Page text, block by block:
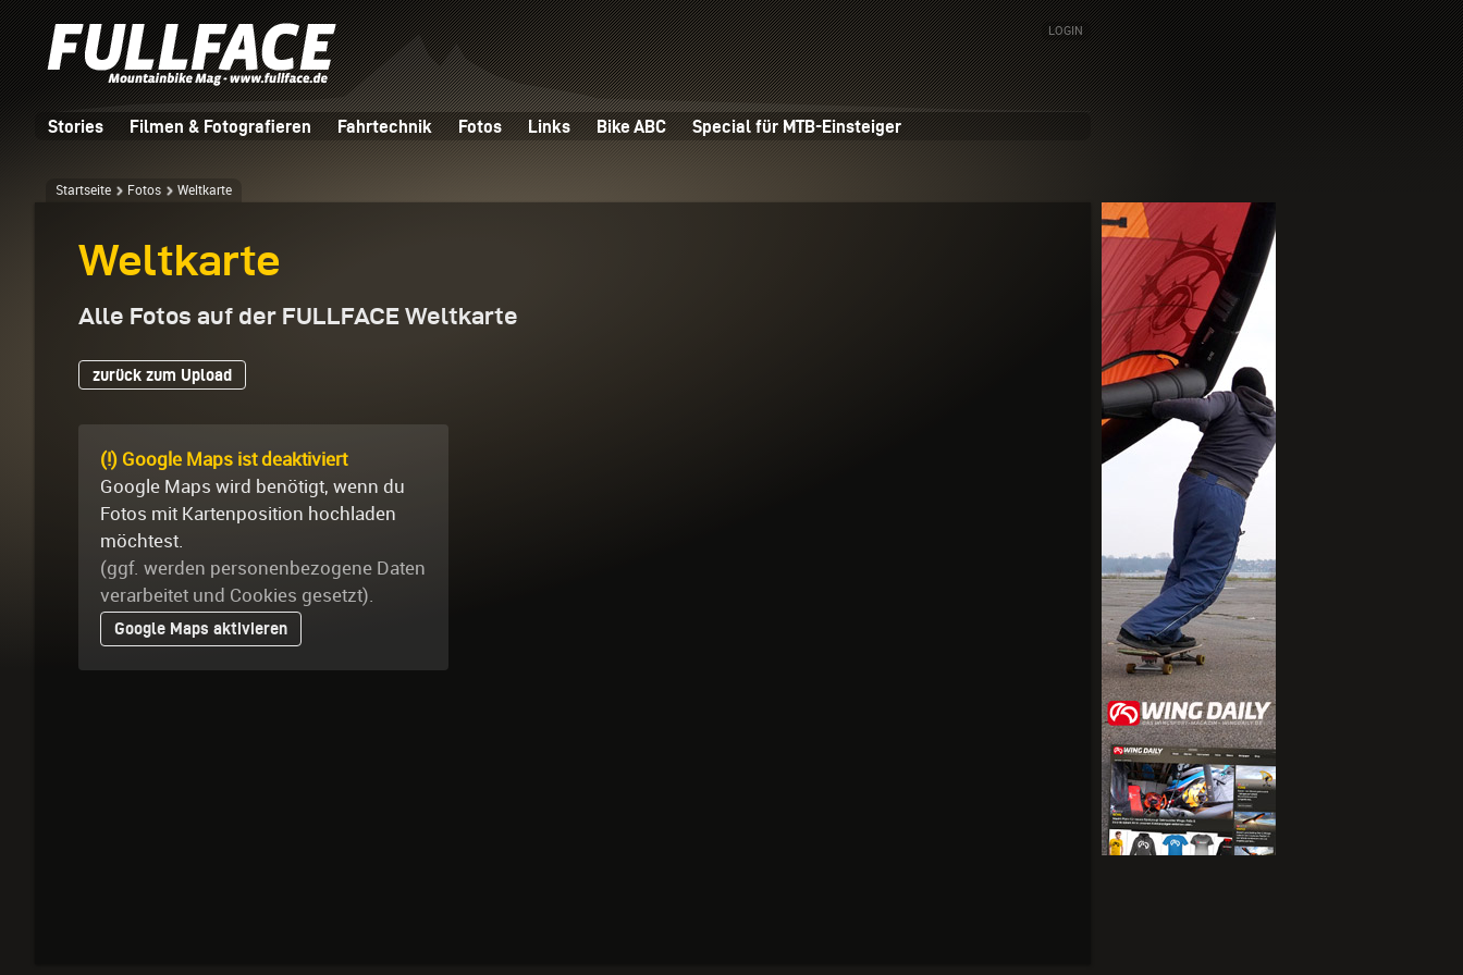
LOGIN
Stories Filmen & Fotografieren Fahrtechnik Fotos Links Bike ABC Special für MTB-Einsteiger
Startseite Fotos Weltkarte
Weltkarte
Alle Fotos auf der FULLFACE Weltkarte
zurück zum Upload
(!) Google Maps ist deaktiviert
Google Maps wird benötigt, wenn du
Fotos mit Kartenposition hochladen
möchtest.
(ggf. werden personen­bezogene Daten
verarbeitet und Cookies gesetzt).
Google Maps aktivieren